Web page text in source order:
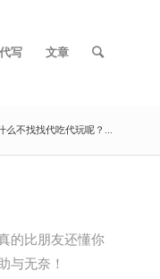
写 文章
不找找代吃代玩呢？...
的比朋友还懂你
与无奈！